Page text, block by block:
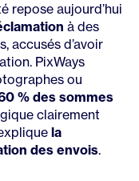
repose aujourd’hui
à des
accusés d’avoir
PixWays
ou
% des sommes
clairement
la
des envois.